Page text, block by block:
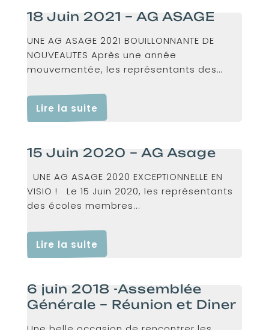
18 Juin 2021 – AG ASAGE
UNE AG ASAGE 2021 BOUILLONNANTE DE
NOUVEAUTES Après une année
mouvementée, les représentants des
Lire la suite
15 Juin 2020 – AG Asage
UNE AG ASAGE 2020 EXCEPTIONNELLE EN
VISIO ! Le 15 Juin 2020, les représentants
des écoles membres...
Lire la suite
6 juin 2018 -Assemblée
Générale – Réunion et Diner